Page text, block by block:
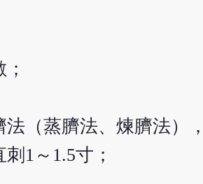
（蒸臍法、煉臍法）
1～1.5寸；